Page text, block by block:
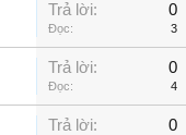
Trả lời: 0
Đọc: 3
Trả lời: 0
Đọc: 4
Trả lời: 0